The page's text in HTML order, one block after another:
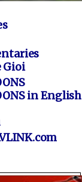
Gioi
in English